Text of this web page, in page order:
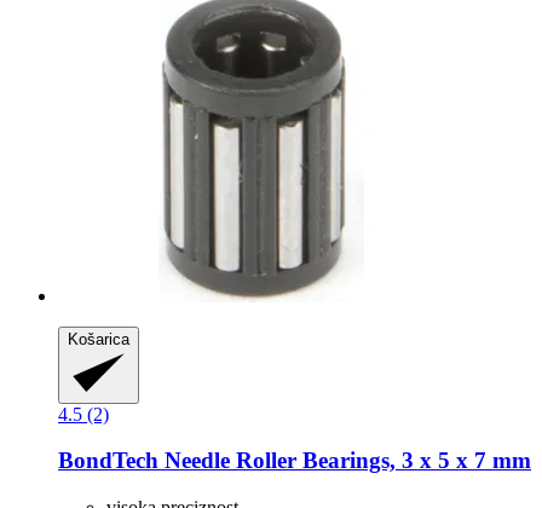
Košarica
4.5 (2)
BondTech Needle Roller Bearings, 3 x 5 x 7 mm